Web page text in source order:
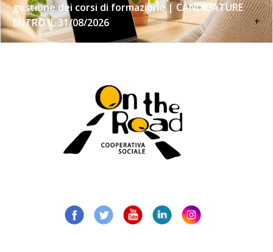
gestione dei corsi di formazione | CANDIDATURE
ENTRO IL 31/08/2026
+